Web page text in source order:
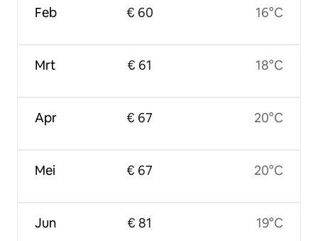
Feb
Mrt
Apr
Mei
Jun
€ 60
€ 61
€ 67
€ 67
€ 81
16°C
18°C
20°C
20°C
19°C